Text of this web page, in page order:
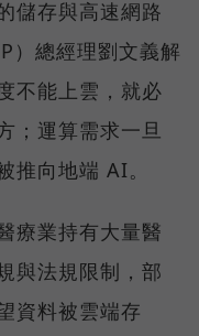
儲存與高速網路
）總經理劉文義解
不能上雲，就必
；運算需求一旦
推向地端 AI。
療業持有大量醫
與法規限制，部
資料被雲端存